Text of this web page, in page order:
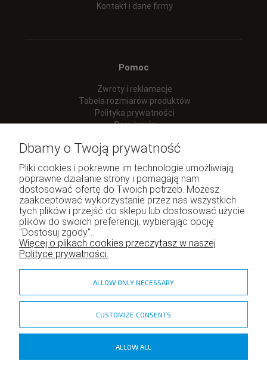
Kontakt i dane firmy
Pomoc
Zwroty i reklamacje
Tabela rozmiarów produktów
Polityka prywatności
Regulamin
Moje konto
Twoje zamówienia
Program lojalnościowy
Dbamy o Twoją prywatność
Pliki cookies i pokrewne im technologie umożliwiają
poprawne działanie strony i pomagają nam
dostosować ofertę do Twoich potrzeb. Możesz
zaakceptować wykorzystanie przez nas wszystkich
tych plików i przejść do sklepu lub dostosować użycie
plików do swoich preferencji, wybierając opcję
"Dostosuj zgody".
Więcej o plikach cookies przeczytasz w naszej
Polityce prywatności.
ALLOW ONLY NECESSARY
CUSTOMIZE CONSENTS
ALLOW ALL